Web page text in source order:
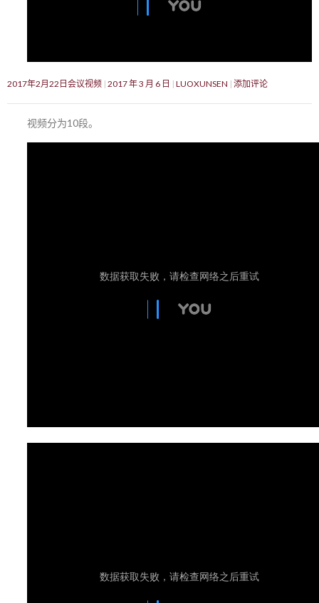
2017年2月22日会议视频 2017 年 3 月 6 日 LUOXUNSEN 添加评论
视频分为10段。